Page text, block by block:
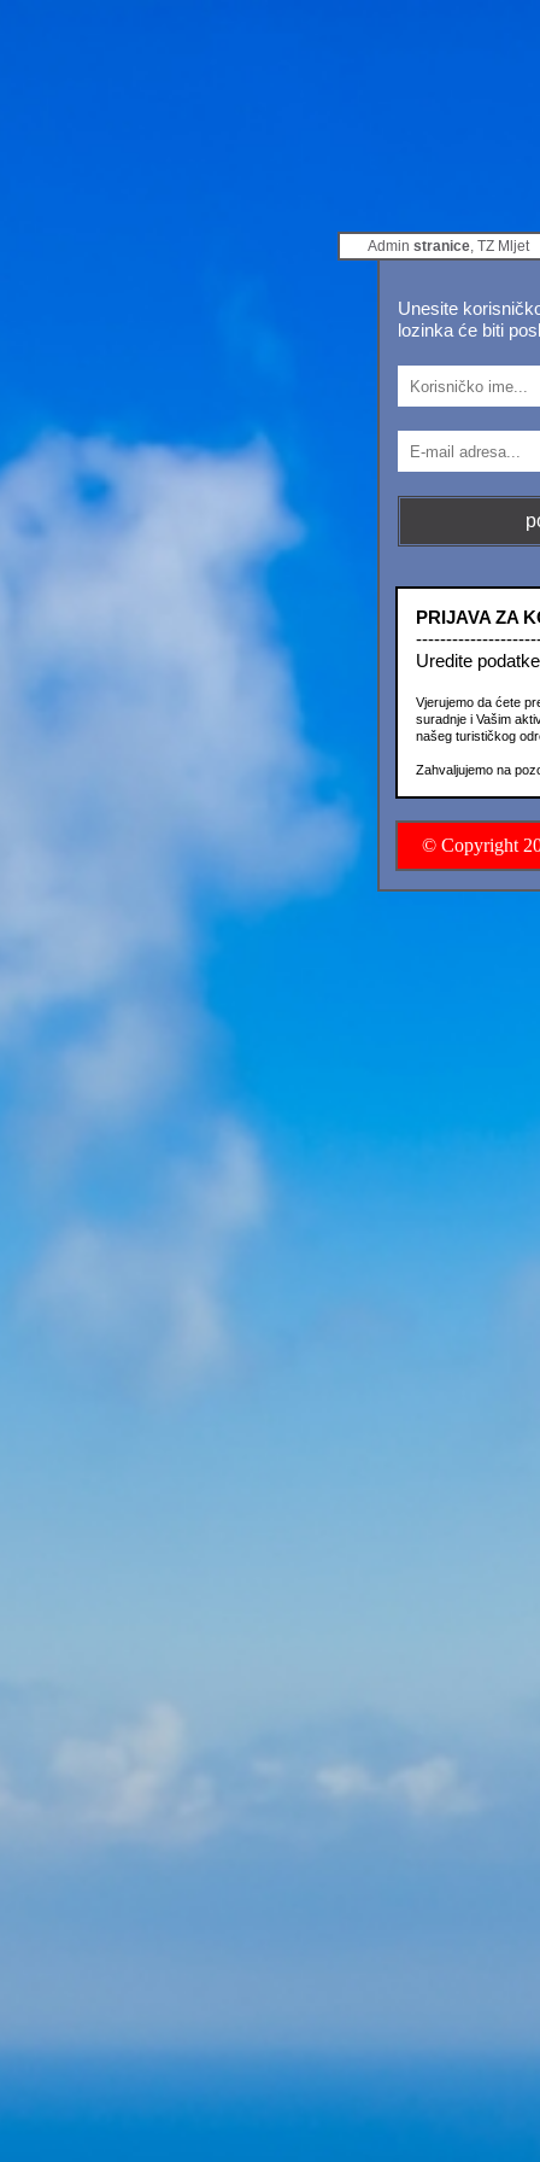
Admin stranice, TZ Mljet
Unesite
lozinka će biti
PRIJAVA ZA
Uredite
Vjerujemo da ćete
suradnje i Vašim
našeg turističkog
Zahvaljujemo na
© Copyright